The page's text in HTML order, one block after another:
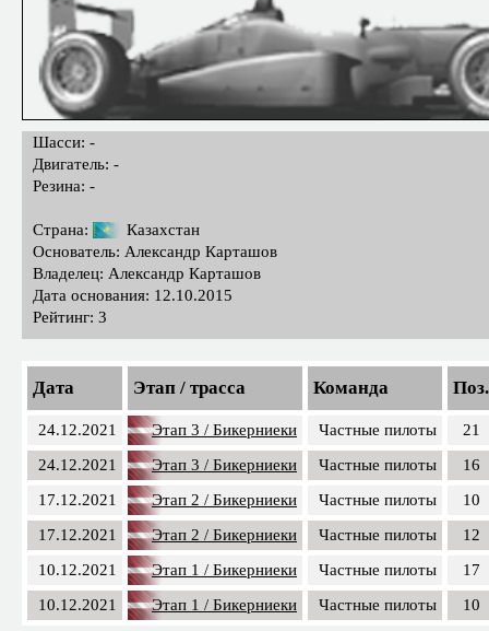
Шасси: -
Двигатель: -
Резина: -
Страна:
Казахстан
Основатель: Александр Карташов
Владелец: Александр Карташов
Дата основания: 12.10.2015
Рейтинг: 3
Дата Этап / трасса Команда Поз.
24.12.2021 Этап 3 / Бикерниеки Частные пилоты
21
24.12.2021
Этап 3 / Бикерниеки Частные пилоты
16
17.12.2021
Этап 2 / Бикерниеки Частные пилоты
10
17.12.2021
Этап 2 / Бикерниеки Частные пилоты
12
10.12.2021
Этап 1 / Бикерниеки Частные пилоты
17
10.12.2021
Этап 1 / Бикерниеки Частные пилоты 10